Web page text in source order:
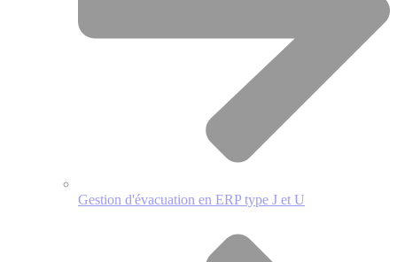
Gestion d'évacuation en ERP type J et U